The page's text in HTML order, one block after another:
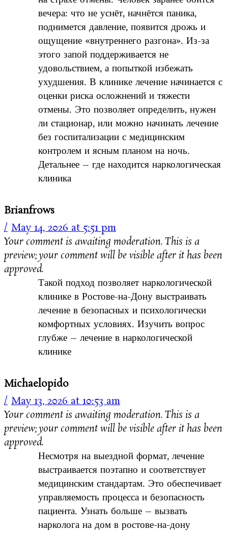
вечера: что не уснёт, начнётся паника,
поднимется давление, появится дрожь и
ощущение «внутреннего разгона». Из-за
этого запой поддерживается не
удовольствием, а попыткой избежать
ухудшения. В клинике лечение начинается с
оценки риска осложнений и тяжести
отмены. Это позволяет определить, нужен
ли стационар, или можно начинать лечение
без госпитализации с медицинским
контролем и ясным планом на ночь.
Детальнее – где находится наркологическая
клиника
Brianfrows
May 14, 2026 at 5:51 pm
Your comment is awaiting moderation. This is a
preview; your comment will be visible after it has been
approved.
Такой подход позволяет наркологической
клинике в Ростове-на-Дону выстраивать
лечение в безопасных и психологически
комфортных условиях. Изучить вопрос
глубже – лечение в наркологической
клинике
Michaelopido
May 13, 2026 at 10:53 am
Your comment is awaiting moderation. This is a
preview; your comment will be visible after it has been
approved.
Несмотря на выездной формат, лечение
выстраивается поэтапно и соответствует
медицинским стандартам. Это обеспечивает
управляемость процесса и безопасность
пациента. Узнать больше – вызвать
нарколога на дом в ростове-на-дону